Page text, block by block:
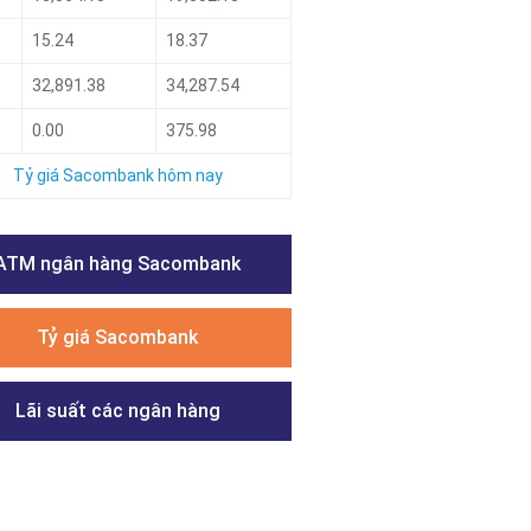
15.24 18.37
32,891.38 34,287.54
0.00 375.98
Tỷ giá Sacombank hôm nay
ngân hàng Sacombank
Tỷ giá Sacombank
Lãi suất các ngân hàng